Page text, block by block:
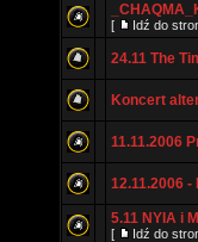
[ Idź do
24.11 The
Koncert
11.11.2006
12.11.2006 -
5.11 NYIA i
[ Idź do